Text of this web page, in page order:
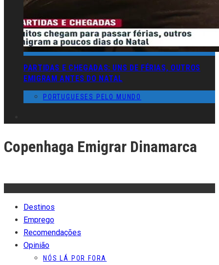
PARTIDAS E CHEGADAS: UNS DE FÉRIAS, OUTROS
EMIGRAM ANTES DO NATAL
PORTUGUESES PELO MUNDO
Copenhaga Emigrar Dinamarca
Destinos
Emprego
Recomendações
Opinião
NÓS LÁ POR FORA